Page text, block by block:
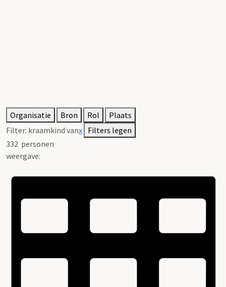
Organisatie Bron Rol
Plaats
Filter: kraamkind vanx Filters legen
332 personen
weergave: